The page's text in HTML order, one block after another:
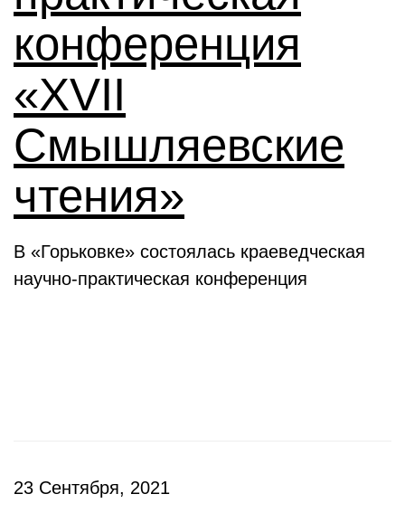
конференция
«XVII
Смышляевские
чтения»
В «Горьковке» состоялась краеведческая
научно-практическая конференция
23 Сентября, 2021